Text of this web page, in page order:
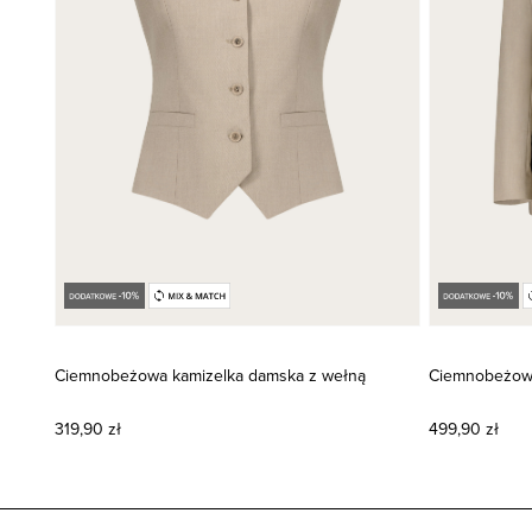
Ciemnobeżowa kamizelka damska z wełną
319,90 zł 499,90 zł